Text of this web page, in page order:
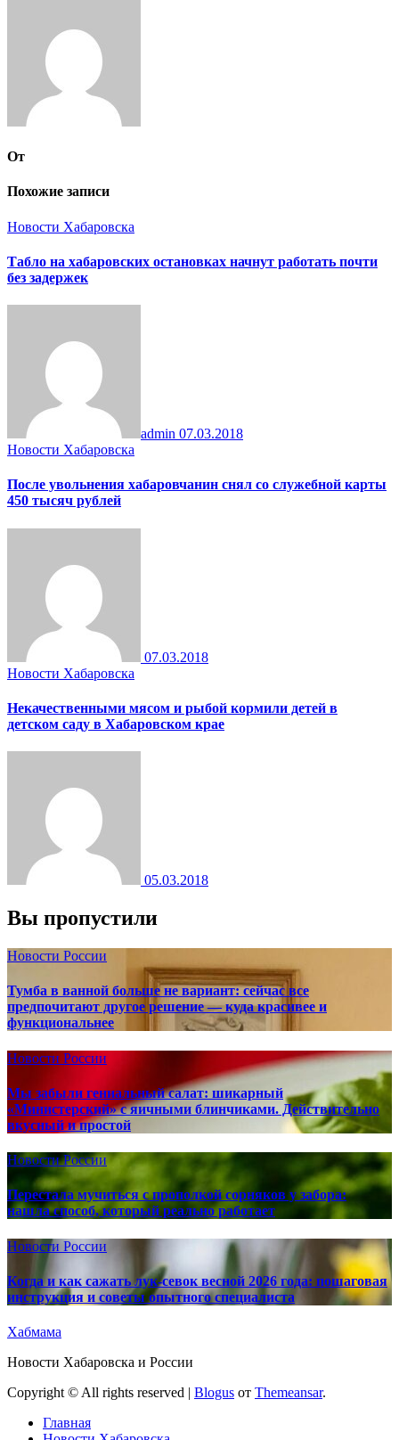
От
Похожие записи
Новости Хабаровска
Табло на хабаровских остановках начнут работать почти
без задержек
admin 07.03.2018
Новости Хабаровска
После увольнения хабаровчанин снял со служебной карты
450 тысяч рублей
07.03.2018
Новости Хабаровска
Некачественными мясом и рыбой кормили детей в
детском саду в Хабаровском крае
05.03.2018
Вы пропустили
Новости России
Тумба в ванной больше не вариант: сейчас все
предпочитают другое решение — куда красивее и
функциональнее
Новости России
Мы забыли гениальный салат: шикарный
«Министерский» с яичными блинчиками. Действительно
вкусный и простой
Новости России
Перестала мучиться с прополкой сорняков у забора:
нашла способ, который реально работает
Новости России
Когда и как сажать лук-севок весной 2026 года: пошаговая
инструкция и советы опытного специалиста
Хабмама
Новости Хабаровска и России
Copyright © All rights reserved | Blogus от Themeansar.
Главная